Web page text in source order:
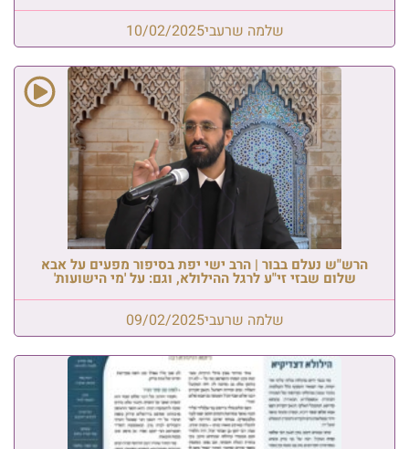
שלמה שרעבי10/02/2025
הרש"ש נעלם בבור | הרב ישי יפת בסיפור מפעים על אבא
שלום שבזי זי"ע לרגל ההילולא, וגם: על 'מי הישועות'
שלמה שרעבי09/02/2025